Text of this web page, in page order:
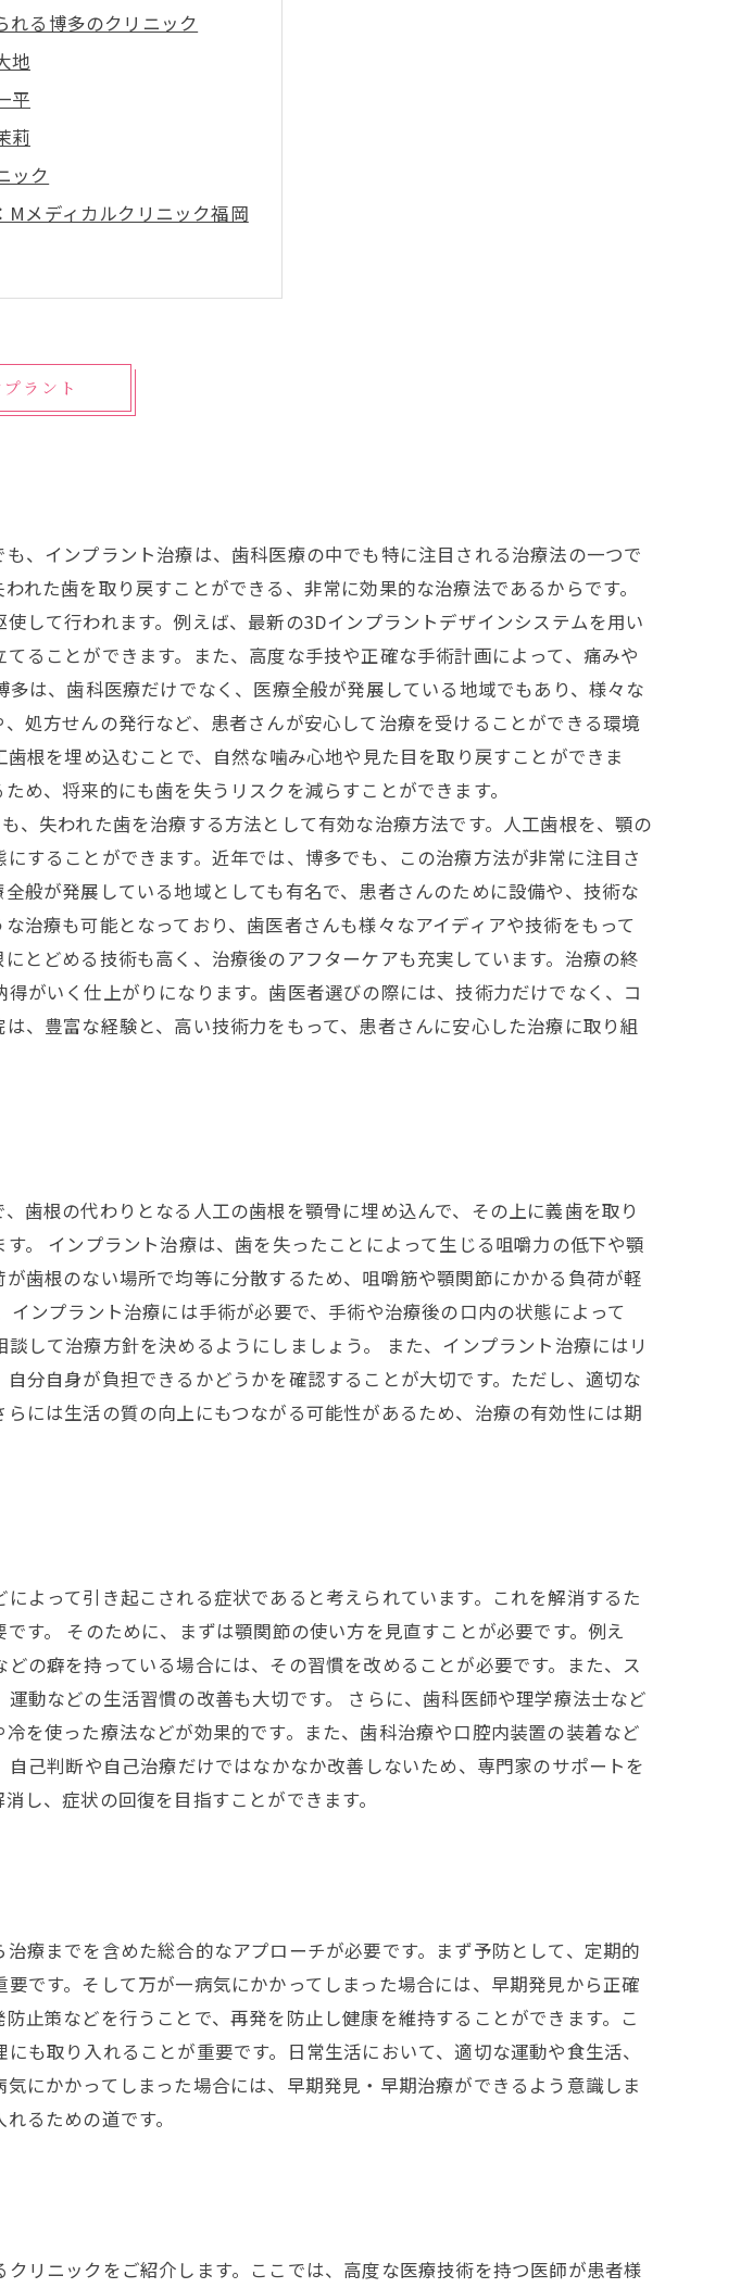
れる博多のクリニック
地
平
莉
ック
Mメディカルクリニック福岡
ラント
、インプラント治療は、歯科医療の中でも特に注目される治療法の一つで
た歯を取り戻すことができる、非常に効果的な治療法であるからです。
して行われます。例えば、最新の3Dインプラントデザインシステムを用い
ることができます。また、高度な手技や正確な手術計画によって、痛みや
は、歯科医療だけでなく、医療全般が発展している地域でもあり、様々な
処方せんの発行など、患者さんが安心して治療を受けることができる環境
根を埋め込むことで、自然な噛み心地や見た目を取り戻すことができま
め、将来的にも歯を失うリスクを減らすことができます。
失われた歯を治療する方法として有効な治療方法です。人工歯根を、顎の
することができます。近年では、博多でも、この治療方法が非常に注目さ
般が発展している地域としても有名で、患者さんのために設備や、技術な
治療も可能となっており、歯医者さんも様々なアイディアや技術をもって
とどめる技術も高く、治療後のアフターケアも充実しています。治療の終
がいく仕上がりになります。歯医者選びの際には、技術力だけでなく、コ
、豊富な経験と、高い技術力をもって、患者さんに安心した治療に取り組
歯根の代わりとなる人工の歯根を顎骨に埋め込んで、その上に義歯を取り
。 インプラント治療は、歯を失ったことによって生じる咀嚼力の低下や顎
歯根のない場所で均等に分散するため、咀嚼筋や顎関節にかかる負荷が軽
ンプラント治療には手術が必要で、手術や治療後の口内の状態によって
して治療方針を決めるようにしましょう。 また、インプラント治療にはリ
分自身が負担できるかどうかを確認することが大切です。ただし、適切な
には生活の質の向上にもつながる可能性があるため、治療の有効性には期
よって引き起こされる症状であると考えられています。これを解消するた
す。 そのために、まずは顎関節の使い方を見直すことが必要です。例え
の癖を持っている場合には、その習慣を改めることが必要です。また、ス
動などの生活習慣の改善も大切です。 さらに、歯科医師や理学療法士など
を使った療法などが効果的です。また、歯科治療や口腔内装置の装着など
己判断や自己治療だけではなかなか改善しないため、専門家のサポートを
し、症状の回復を目指すことができます。
療までを含めた総合的なアプローチが必要です。まず予防として、定期的
です。そして万が一病気にかかってしまった場合には、早期発見から正確
止策などを行うことで、再発を防止し健康を維持することができます。こ
も取り入れることが重要です。日常生活において、適切な運動や食生活、
にかかってしまった場合には、早期発見・早期治療ができるよう意識しま
るための道です。
リニックをご紹介します。ここでは、高度な医療技術を持つ医師が患者様